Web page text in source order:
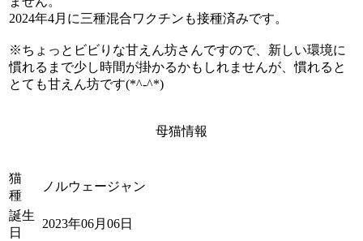
2024年4月に三種混合ワクチンも接種済みです。
※ちょっとビビりな甘えん坊さんですので、新しい環境に
慣れるまで少し時間が掛かるかもしれませんが、慣れると
とても甘えん坊です(*^-^*)
母猫情報
猫
種
ノルウェージャン
誕生
日
2023年06月06日